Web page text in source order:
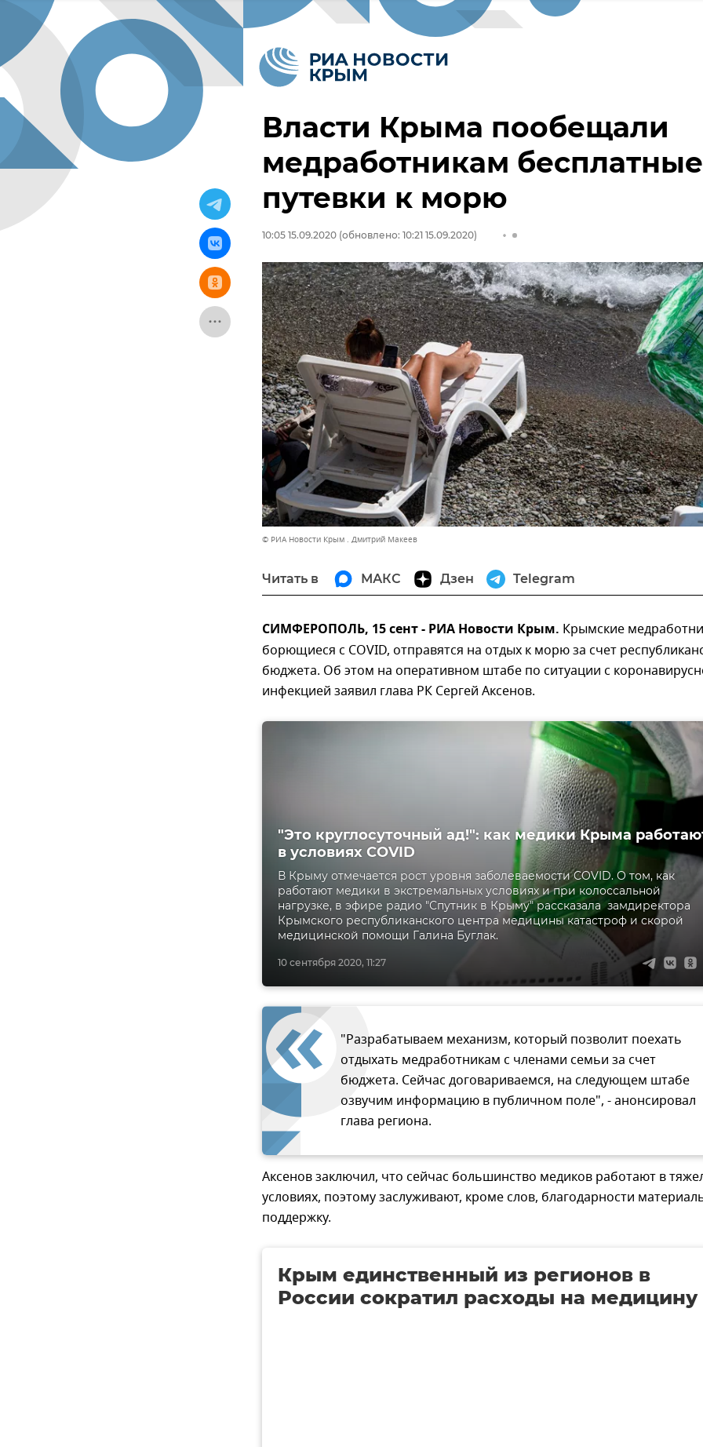
Власти Крыма пообещали
медработникам бесплатные
путевки к морю
10:05 15.09.2020 (обновлено: 10:21 15.09.2020)
© РИА Новости Крым . Дмитрий Макеев
Читать в МАКС Дзен Telegram
СИМФЕРОПОЛЬ, 15 сент - РИА Новости Крым. Крымские
борющиеся с COVID, отправятся на отдых к морю за счет
бюджета. Об этом на оперативном штабе по ситуации с
инфекцией заявил глава РК Сергей Аксенов.
10 сентября 2020, 11:27
"Это круглосуточный ад!": как медики Крыма
в условиях COVID
В Крыму отмечается рост уровня заболеваемости COVID. О том, как
работают медики в экстремальных условиях и при колоссальной
нагрузке, в эфире радио "Спутник в Крыму" рассказала замдиректора
Крымского республиканского центра медицины катастроф и скорой
медицинской помощи Галина Буглак.
"Разрабатываем механизм, который позволит поехать
отдыхать медработникам с членами семьи за счет
бюджета. Сейчас договариваемся, на следующем штабе
озвучим информацию в публичном поле", - анонсировал
глава региона.
Аксенов заключил, что сейчас большинство медиков работают в
условиях, поэтому заслуживают, кроме слов, благодарности
поддержку.
Крым единственный из регионов в
России сократил расходы на медицину